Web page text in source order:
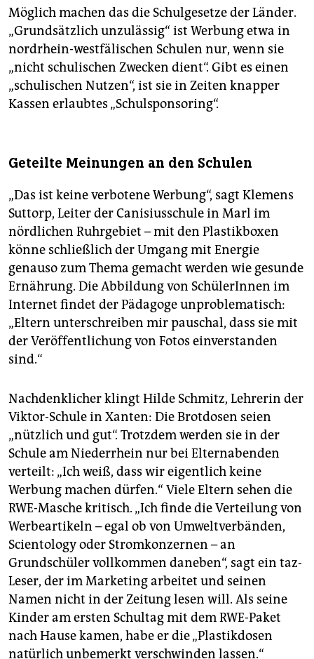
Möglich machen das die Schulgesetze der Länder.
„Grundsätzlich unzulässig“ ist Werbung etwa in
nordrhein-westfälischen Schulen nur, wenn sie
„nicht schulischen Zwecken dient“. Gibt es einen
„schulischen Nutzen“, ist sie in Zeiten knapper
Kassen erlaubtes „Schulsponsoring“.
Geteilte Meinungen an den Schulen
„Das ist keine verbotene Werbung“, sagt Klemens
Suttorp, Leiter der Canisiusschule in Marl im
nördlichen Ruhrgebiet – mit den Plastikboxen
könne schließlich der Umgang mit Energie
genauso zum Thema gemacht werden wie gesunde
Ernährung. Die Abbildung von SchülerInnen im
Internet findet der Pädagoge unproblematisch:
„Eltern unterschreiben mir pauschal, dass sie mit
der Veröffentlichung von Fotos einverstanden
sind.“
Nachdenklicher klingt Hilde Schmitz, Lehrerin der
Viktor-Schule in Xanten: Die Brotdosen seien
„nützlich und gut“. Trotzdem werden sie in der
Schule am Niederrhein nur bei Elternabenden
verteilt: „Ich weiß, dass wir eigentlich keine
Werbung machen dürfen.“ Viele Eltern sehen die
RWE-Masche kritisch. „Ich finde die Verteilung von
Werbeartikeln – egal ob von Umweltverbänden,
Scientology oder Stromkonzernen – an
Grundschüler vollkommen daneben“, sagt ein taz-
Leser, der im Marketing arbeitet und seinen
Namen nicht in der Zeitung lesen will. Als seine
Kinder am ersten Schultag mit dem RWE-Paket
nach Hause kamen, habe er die „Plastikdosen
natürlich unbemerkt verschwinden lassen.“